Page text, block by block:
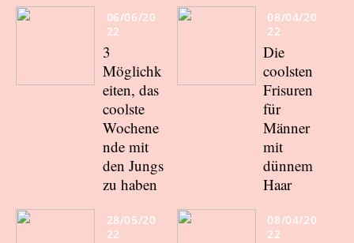
06/06/20
22
3
Möglichk
eiten, das
coolste
Wochene
nde mit
den Jungs
zu haben
28/05/20
22
08/04/20
22
Die
coolsten
Frisuren
für
Männer
mit
dünnem
Haar
08/04/20
22